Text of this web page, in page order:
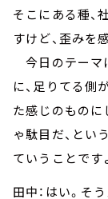
そこにある種、
すけど、歪みを
今日のテーマ
に、足りてる側
た感じのものに
ゃ駄目だ、とい
ていうことです
田中：はい。そ